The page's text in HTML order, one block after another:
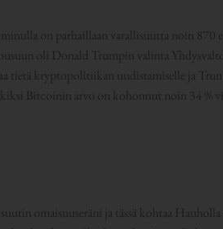
on parhaillaan varallisuutta noin 870
oli Donald Trumpin valinta
tietä kryptopolitiikan uudistamiselle ja
Bitcoinin arvo on kohonnut noin 34
omaisuuseräni ja tässä kohtaa